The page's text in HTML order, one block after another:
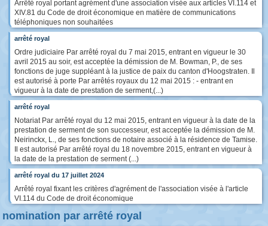
Arrêté royal portant agrément d'une association visée aux articles VI.114 et
XIV.81 du Code de droit économique en matière de communications
téléphoniques non souhaitées
arrêté royal
Ordre judiciaire Par arrêté royal du 7 mai 2015, entrant en vigueur le 30
avril 2015 au soir, est acceptée la démission de M. Bowman, P., de ses
fonctions de juge suppléant à la justice de paix du canton d'Hoogstraten. Il
est autorisé à porte Par arrêtés royaux du 12 mai 2015 : - entrant en
vigueur à la date de prestation de serment,(...)
arrêté royal
Notariat Par arrêté royal du 12 mai 2015, entrant en vigueur à la date de la
prestation de serment de son successeur, est acceptée la démission de M.
Neirinckx, L., de ses fonctions de notaire associé à la résidence de Tamise.
Il est autorisé Par arrêté royal du 18 novembre 2015, entrant en vigueur à
la date de la prestation de serment (...)
arrêté royal du 17 juillet 2024
Arrêté royal fixant les critères d'agrément de l'association visée à l'article
VI.114 du Code de droit économique
nomination par arrêté royal